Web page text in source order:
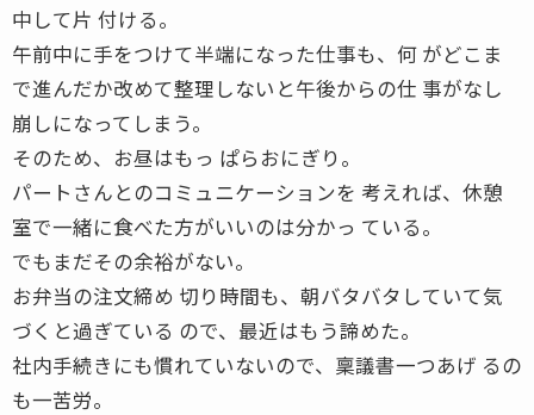
中して片 付ける。
午前中に手をつけて半端になった仕事も、何 がどこま
で進んだか改めて整理しないと午後からの仕 事がなし
崩しになってしまう。
そのため、お昼はもっ ぱらおにぎり。
パートさんとのコミュニケーションを 考えれば、休憩
室で一緒に食べた方がいいのは分かっ ている。
でもまだその余裕がない。
お弁当の注文締め 切り時間も、朝バタバタしていて気
づくと過ぎている ので、最近はもう諦めた。
社内手続きにも慣れていないので、稟議書一つあげ るの
も一苦労。